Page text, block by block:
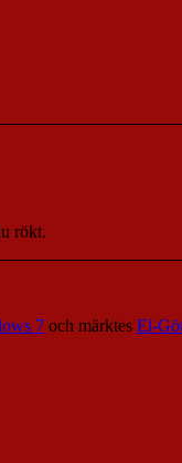
rökt.
7 och märktes El-